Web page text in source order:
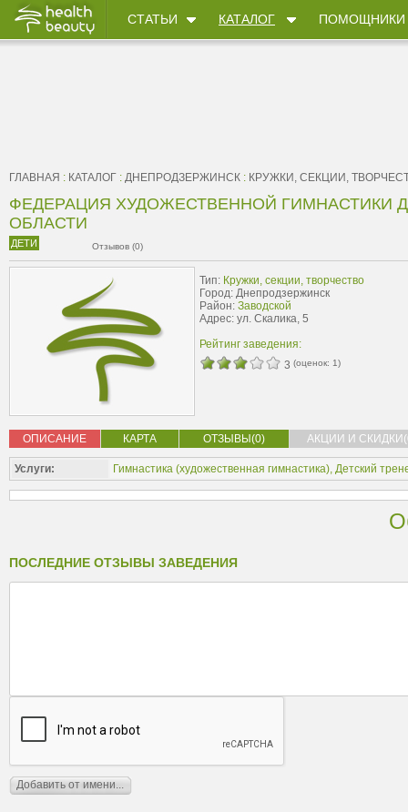
СТАТЬИ КАТАЛОГ ПОМОЩНИКИ
ГЛАВНАЯ : КАТАЛОГ : ДНЕПРОДЗЕРЖИНСК : КРУЖКИ, СЕКЦИИ,
ФЕДЕРАЦИЯ ХУДОЖЕСТВЕННОЙ ГИМНАСТИКИ
ОБЛАСТИ
ДЕТИ Отзывов (0)
Тип: Кружки, секции, творчество
Город: Днепродзержинск
Район: Заводской
Адрес: ул. Скалика, 5
Рейтинг заведения:
3 (оценок: 1)
ОПИСАНИЕ КАРТА ОТЗЫВЫ(0) АКЦИИ И
Услуги: Гимнастика (художественная гимнастика), Детский
ПОСЛЕДНИЕ ОТЗЫВЫ ЗАВЕДЕНИЯ